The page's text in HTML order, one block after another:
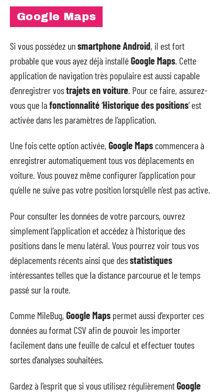
Google Maps
Si vous possédez unsmartphone Android, il est fort
probable que vous ayez déjà installéGoogle Maps . Cette
application de navigation très populaire est aussi capable
d’enregistrer vostrajets en voiture . Pour ce faire, assurez-
vous que lafonctionnalité‘Historique des positions‘ est
activée dans les paramètres de l’application.
Une fois cette option activée, Google Maps commencera à
enregistrer automatiquement tous vos déplacements en
voiture. Vous pouvez même configurer l’application pour
qu’elle ne suive pas votre position lorsqu’elle n’est pas active.
Pour consulter les données de votre parcours, ouvrez
simplement l’application et accédez à l’historique des
positions dans le menu latéral. Vous pourrez voir tous vos
déplacements récents ainsi que desstatistiques
intéressantes telles que la distance parcourue et le temps
passé sur la route.
Comme MileBug, Google Maps permet aussi d’exporter ces
données au format CSV afin de pouvoir les importer
facilement dans une feuille de calcul et effectuer toutes
sortes d’analyses souhaitées.
Gardez à l’esprit que si vous utilisez régulièrementGoogle